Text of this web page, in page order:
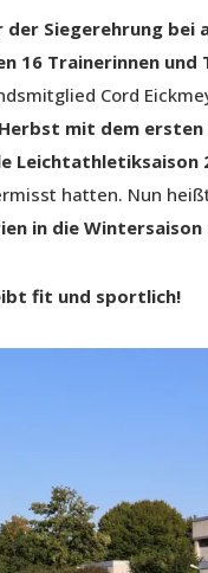
Siegerehrung bei
16 Trainerinnen und
Cord
mit dem
Leichtathletiksaison
hatten. Nun
in die
fit und sportlich!